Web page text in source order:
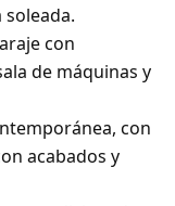
con
de máquinas y
con
acabados y